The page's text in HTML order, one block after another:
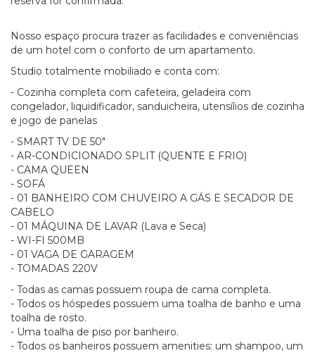
Nosso espaço procura trazer as facilidades e conveniências
de um hotel com o conforto de um apartamento.
Studio totalmente mobiliado e conta com:
- Cozinha completa com cafeteira, geladeira com
congelador, liquidificador, sanduicheira, utensílios de cozinha
e jogo de panelas
- SMART TV DE 50"
- AR-CONDICIONADO SPLIT (QUENTE E FRIO)
- CAMA QUEEN
- SOFÁ
- 01 BANHEIRO COM CHUVEIRO A GÁS E SECADOR DE
CABELO
- 01 MÁQUINA DE LAVAR (Lava e Seca)
- WI-FI 500MB
- 01 VAGA DE GARAGEM
- TOMADAS 220V
- Todas as camas possuem roupa de cama completa.
- Todos os hóspedes possuem uma toalha de banho e uma
toalha de rosto.
- Uma toalha de piso por banheiro.
- Todos os banheiros possuem amenities: um shampoo, um